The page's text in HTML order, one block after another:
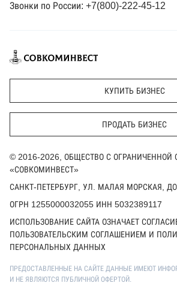
Звонки по России: +7(800)-222-45-12
КУПИТЬ БИЗНЕС
ПРОДАТЬ БИЗНЕС
© 2016-2026, ОБЩЕСТВО С ОГРАНИЧЕННОЙ
«СОВКОМИНВЕСТ»
САНКТ-ПЕТЕРБУРГ, УЛ. МАЛАЯ МОРСКАЯ,
ОГРН 1255000032055 ИНН 5032389117
ИСПОЛЬЗОВАНИЕ САЙТА ОЗНАЧАЕТ
ПОЛЬЗОВАТЕЛЬСКИМ СОГЛАШЕНИЕМ И
ПЕРСОНАЛЬНЫХ ДАННЫХ
ПРЕДОСТАВЛЕННЫЕ НА САЙТЕ ДАННЫЕ ИМЕЮТ
И НЕ ЯВЛЯЮТСЯ ПУБЛИЧНОЙ ОФЕРТОЙ.